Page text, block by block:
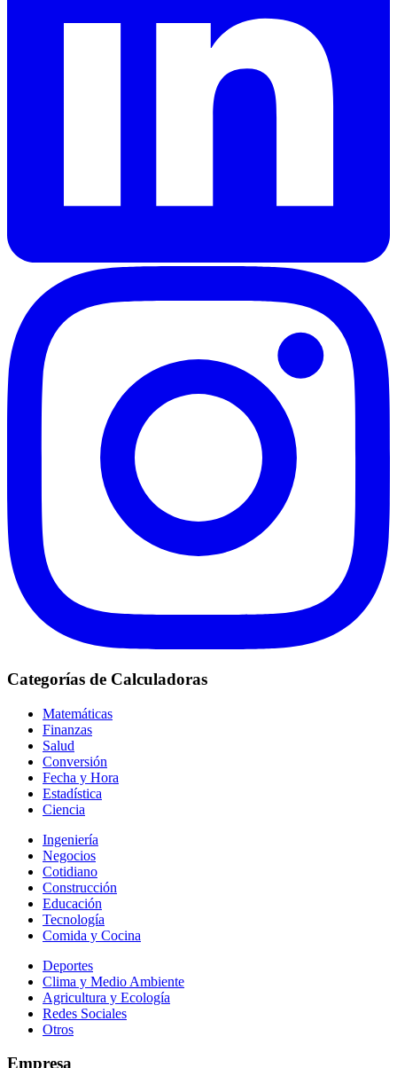
Categorías de Calculadoras
Matemáticas
Finanzas
Salud
Conversión
Fecha y Hora
Estadística
Ciencia
Ingeniería
Negocios
Cotidiano
Construcción
Educación
Tecnología
Comida y Cocina
Deportes
Clima y Medio Ambiente
Agricultura y Ecología
Redes Sociales
Otros
Empresa